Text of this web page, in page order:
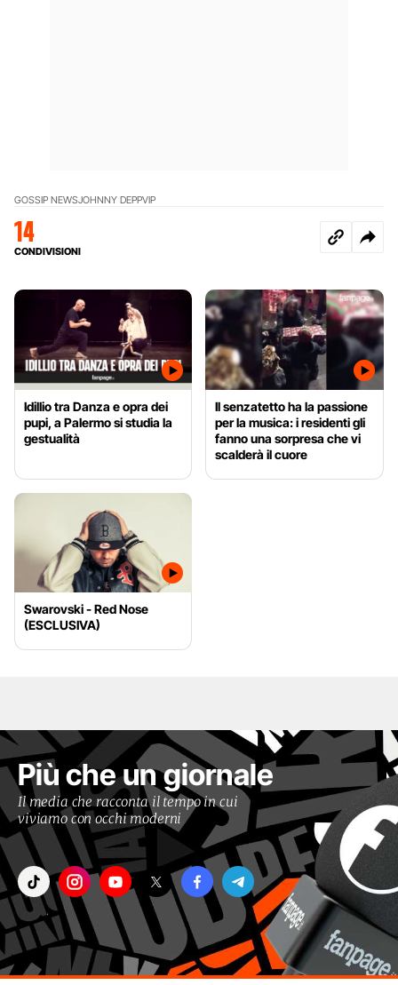
GOSSIP NEWSJOHNNY DEPPVIP
14
CONDIVISIONI
Idillio tra Danza e opra dei
pupi, a Palermo si studia la
gestualità
Il senzatetto ha la passione
per la musica: i residenti gli
fanno una sorpresa che vi
scalderà il cuore
Swarovski - Red Nose
(ESCLUSIVA)
Più che un giornale
Il media che racconta il tempo in cui
viviamo con occhi moderni